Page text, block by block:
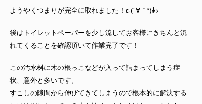
ようやくつまりが完全に取れました！ε-(´∀｀*)ﾎｯ
後はトイレットペーパーを少し流してお客様にきちんと流
れてくることを確認頂いて作業完了です！
この汚水桝に木の根っこなどが入って詰まってしまう症
状、意外と多いです。
すこしの隙間から伸びてきてしまうので根本的に解決する